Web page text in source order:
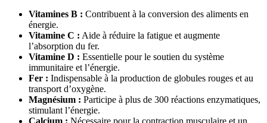
Vitamines B : Contribuent à la conversion des aliments en
énergie.
Vitamine C : Aide à réduire la fatigue et augmente
l’absorption du fer.
Vitamine D : Essentielle pour le soutien du système
immunitaire et l’énergie.
Fer : Indispensable à la production de globules rouges et au
transport d’oxygène.
Magnésium : Participe à plus de 300 réactions enzymatiques,
stimulant l’énergie.